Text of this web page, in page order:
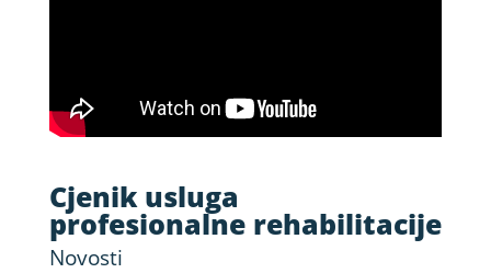
Cjenik usluga
profesionalne rehabilitacije
Novosti